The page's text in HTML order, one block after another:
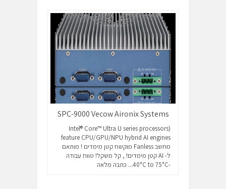
SPC-9000 Vecow Aironix Systems
(Intel® Core™ Ultra U series processors
feature CPU/GPU/NPU hybrid AI engines
מחשב Fanless מוקשח קטן מימדים ! מותאם
ל- AI קטן מימדים! , קל משקל! טווח עבודה
-40°C to 75°C...
כתבה מלאה